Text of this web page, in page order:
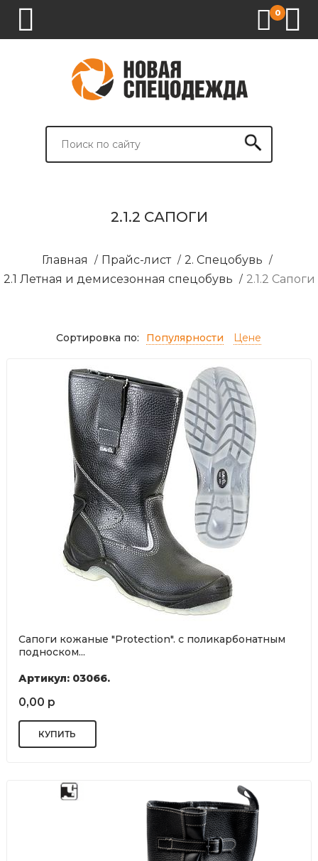
0
СПЕЦОДЕЖДА
СПЕЦОБУВЬ
СРЕДСТВА
ВСПОМОГАТЕЛЬНЫЕ
БРЕНДИРОВАНИЕ
2.1.2 САПОГИ
Главная / Прайс-лист / 2. Спецобувь /
2.1 Летная и демисезонная спецобувь / 2.1.2 Сапоги
Сортировка по: Популярности Цене
Сапоги кожаные "Protection". с поликарбонатным
подноском...
Артикул: 03066.
0,00 р